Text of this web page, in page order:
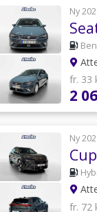
Ny
fr. 33
2
Ny
fr. 72